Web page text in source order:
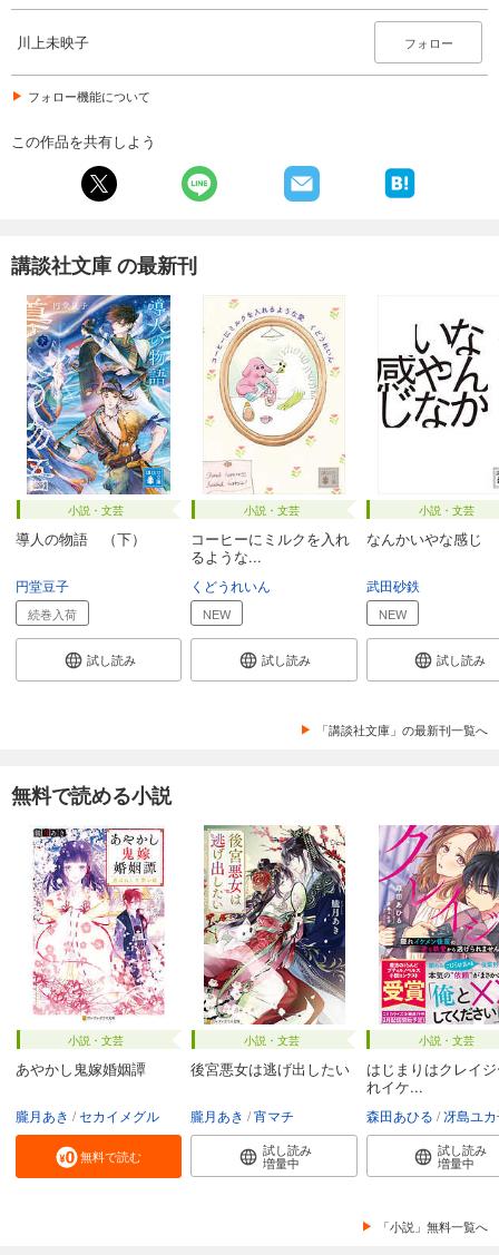
川上未映子 フォロー
フォロー機能について
この作品を共有しよう
講談社文庫 の最新刊
小説・文芸
導人の物語 （下）
円堂豆子
続巻入荷
試し読み
小説・文芸
コーヒーにミルクを入れ
るような...
くどうれいん
NEW
試し読み
小説・文芸
なんかいやな感じ
武田砂鉄
NEW
試し読み
「講談社文庫」の最新刊一覧へ
無料で読める小説
小説・文芸
あやかし鬼嫁婚姻譚
朧月あき セカイメグル
無料で読む
小説・文芸
後宮悪女は逃げ出したい
朧月あき 宵マチ
試し読み
増量中
小説・文芸
はじまりはクレイ
れイケ...
森田あひる 冴島ユ
試し読み
増量中
「小説」無料一覧へ